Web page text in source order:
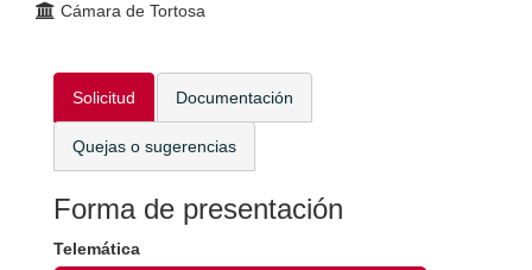
Cámara de Tortosa
Solicitud Documentación
Quejas o sugerencias
Forma de presentación
Telemática